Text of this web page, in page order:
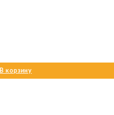
В корзину